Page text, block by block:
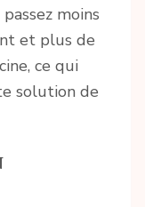
moins
et plus de
ce qui
solution de